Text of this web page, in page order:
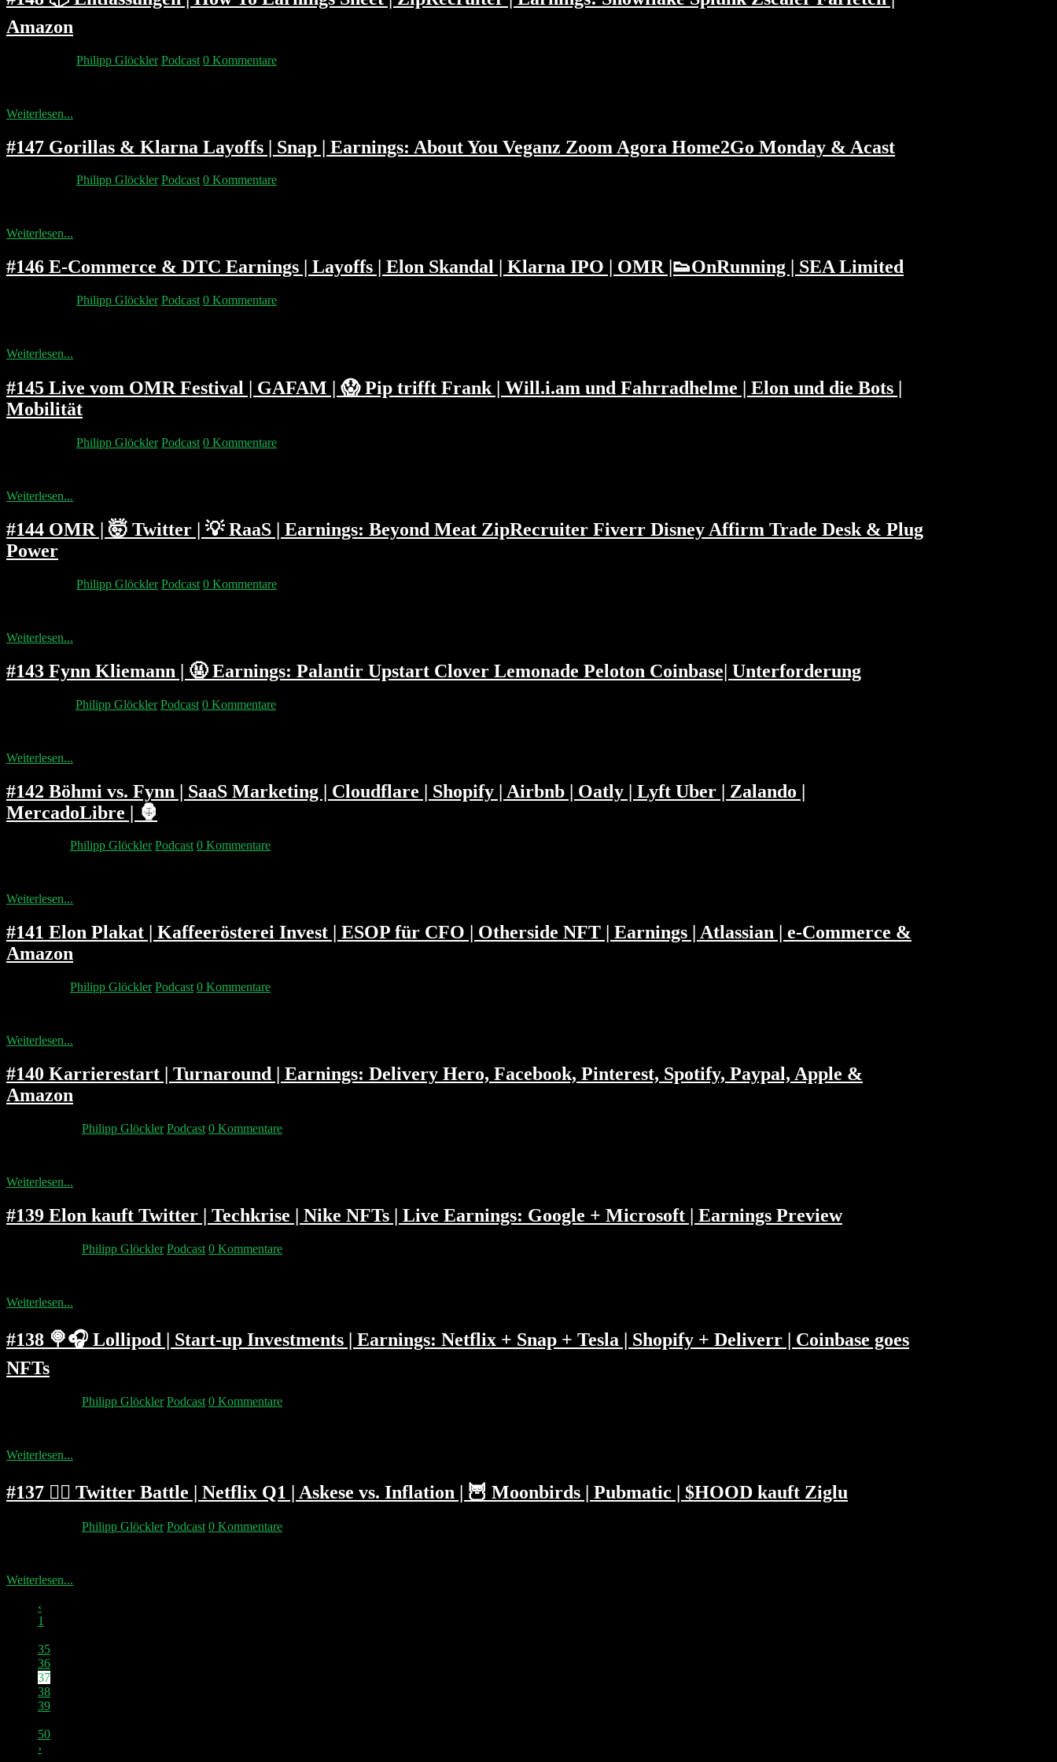
Amazon
Philipp Glöckler Podcast 0 Kommentare
Weiterlesen...
#147 Gorillas & Klarna Layoffs | Snap | Earnings: About You Veganz Zoom Agora Home2Go Monday & Acast
Philipp Glöckler Podcast 0 Kommentare
Weiterlesen...
#146 E-Commerce & DTC Earnings | Layoffs | Elon Skandal | Klarna IPO | OMR |👟OnRunning | SEA Limited
Philipp Glöckler Podcast 0 Kommentare
Weiterlesen...
#145 Live vom OMR Festival | GAFAM | 😱 Pip trifft Frank | Will.i.am und Fahrradhelme | Elon und die Bots |
Mobilität
Philipp Glöckler Podcast 0 Kommentare
Weiterlesen...
#144 OMR | 🤯 Twitter | 💡 RaaS | Earnings: Beyond Meat ZipRecruiter Fiverr Disney Affirm Trade Desk & Plug
Power
Philipp Glöckler Podcast 0 Kommentare
Weiterlesen...
#143 Fynn Kliemann | 🤬 Earnings: Palantir Upstart Clover Lemonade Peloton Coinbase| Unterforderung
Philipp Glöckler Podcast 0 Kommentare
Weiterlesen...
#142 Böhmi vs. Fynn | SaaS Marketing | Cloudflare | Shopify | Airbnb | Oatly | Lyft Uber | Zalando |
MercadoLibre | 🦍
Philipp Glöckler Podcast 0 Kommentare
Weiterlesen...
#141 Elon Plakat | Kaffeerösterei Invest | ESOP für CFO | Otherside NFT | Earnings | Atlassian | e-Commerce &
Amazon
Philipp Glöckler Podcast 0 Kommentare
Weiterlesen...
#140 Karrierestart | Turnaround | Earnings: Delivery Hero, Facebook, Pinterest, Spotify, Paypal, Apple &
Amazon
Philipp Glöckler Podcast 0 Kommentare
Weiterlesen...
#139 Elon kauft Twitter | Techkrise | Nike NFTs | Live Earnings: Google + Microsoft | Earnings Preview
Philipp Glöckler Podcast 0 Kommentare
Weiterlesen...
#138 🍭🎧 Lollipod | Start-up Investments | Earnings: Netflix + Snap + Tesla | Shopify + Deliverr | Coinbase goes
NFTs
Philipp Glöckler Podcast 0 Kommentare
Weiterlesen...
#137 🤼‍♂️ Twitter Battle | Netflix Q1 | Askese vs. Inflation | 🦉 Moonbirds | Pubmatic | $HOOD kauft Ziglu
Philipp Glöckler Podcast 0 Kommentare
Weiterlesen...
‹
1
35
36
37
38
39
50
›